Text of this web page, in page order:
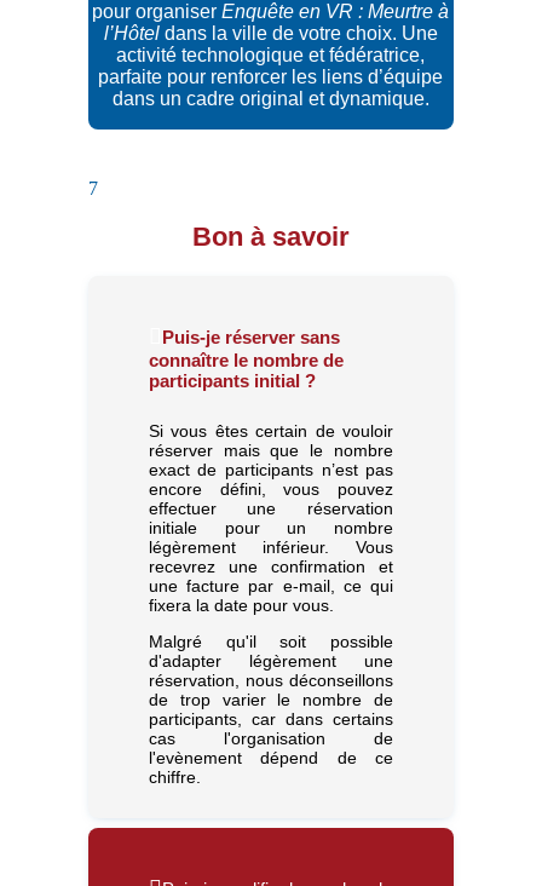
pour organiserEnquête en VR : Meurtre à
l’Hôteldans la ville de votre choix. Une
activité technologique et fédératrice,
parfaite pour renforcer les liens d’équipe
dans un cadre original et dynamique.
7
Bon à savoir
Puis-je réserver sans
connaître le nombre de
participants initial ?
Si vous êtes certain de vouloir
réserver mais que le nombre
exact de participants n’est pas
encore défini, vous pouvez
effectuer une réservation
initiale pour un nombre
légèrement inférieur. Vous
recevrez une confirmation et
une facture par e-mail, ce qui
fixera la date pour vous.
Malgré qu'il soit possible
d'adapter légèrement une
réservation, nous déconseillons
de trop varier le nombre de
participants, car dans certains
cas l'organisation de
l'evènement dépend de ce
chiffre.